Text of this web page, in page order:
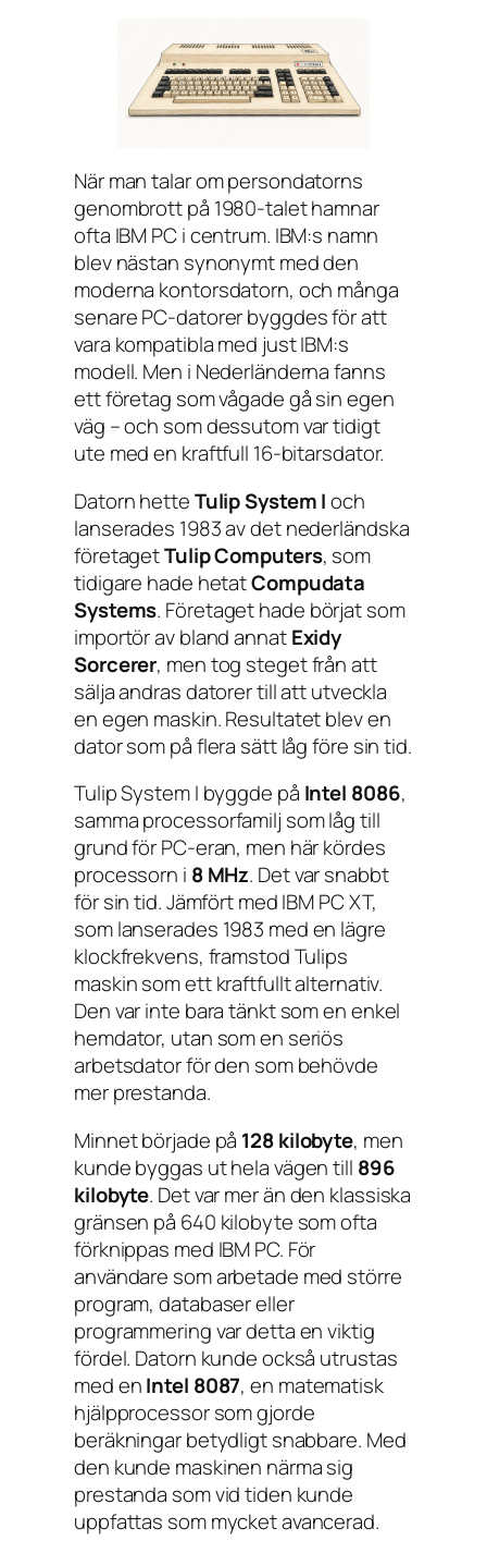
När man talar om persondatorns
genombrott på 1980-talet hamnar
ofta IBM PC i centrum. IBM:s namn
blev nästan synonymt med den
moderna kontorsdatorn, och många
senare PC-datorer byggdes för att
vara kompatibla med just IBM:s
modell. Men i Nederländerna fanns
ett företag som vågade gå sin egen
väg – och som dessutom var tidigt
ute med en kraftfull 16-bitarsdator.
Datorn hetteTulip System Ioch
lanserades 1983 av det nederländska
företagetTulip Computers, som
tidigare hade hetatCompudata
Systems. Företaget hade börjat som
importör av bland annatExidy
Sorcerer, men tog steget från att
sälja andras datorer till att utveckla
en egen maskin. Resultatet blev en
dator som på flera sätt låg före sin tid.
Tulip System I byggde på Intel 8086,
samma processorfamilj som låg till
grund för PC-eran, men här kördes
processorn i 8 MHz. Det var snabbt
för sin tid. Jämfört med IBM PC XT,
som lanserades 1983 med en lägre
klockfrekvens, framstod Tulips
maskin som ett kraftfullt alternativ.
Den var inte bara tänkt som en enkel
hemdator, utan som en seriös
arbetsdator för den som behövde
mer prestanda.
Minnet började på 128 kilobyte, men
kunde byggas ut hela vägen till 896
kilobyte. Det var mer än den klassiska
gränsen på 640 kilobyte som ofta
förknippas med IBM PC. För
användare som arbetade med större
program, databaser eller
programmering var detta en viktig
fördel. Datorn kunde också utrustas
med enIntel 8087, en matematisk
hjälpprocessor som gjorde
beräkningar betydligt snabbare. Med
den kunde maskinen närma sig
prestanda som vid tiden kunde
uppfattas som mycket avancerad.